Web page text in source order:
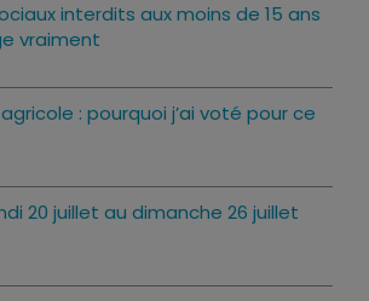
interdits aux moins de 15 ans
vraiment
: pourquoi j’ai voté pour ce
20 juillet au dimanche 26 juillet